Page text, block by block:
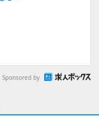
Sponsored by